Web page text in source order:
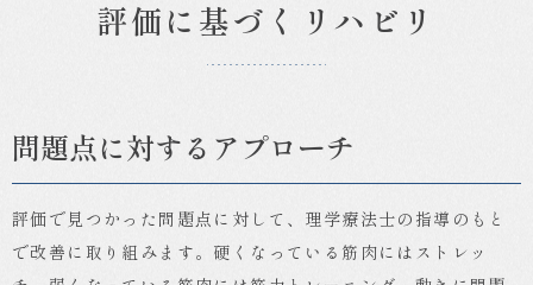
評価に基づくリハビリ
問題点に対するアプローチ
評価で見つかった問題点に対して、理学療法士の指導のもと
で改善に取り組みます。硬くなっている筋肉にはストレッ